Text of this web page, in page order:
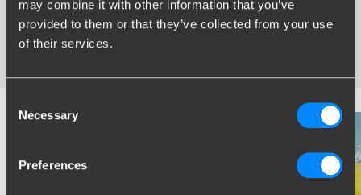
may combine it with other information that you’ve
provided to them or that they’ve collected from your use
of their services.
Selection
Necessary
Preferences
Attelages certifies fiable
Installation près de chez vous
Testés dans des conditions extrêmes